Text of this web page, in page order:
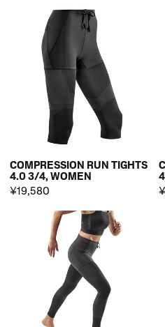
COMPRESSION RUN TIGHTS
4.0 3/4, WOMEN
¥19,580